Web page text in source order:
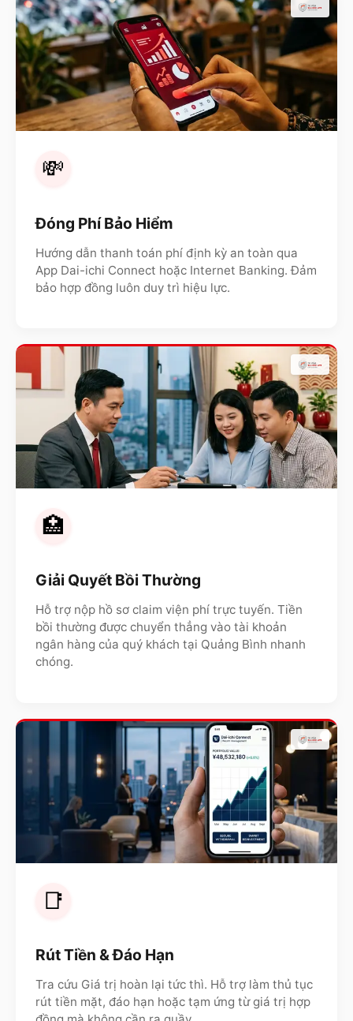
💸
Đóng Phí Bảo Hiểm
Hướng dẫn thanh toán phí định kỳ an toàn qua
App Dai-ichi Connect hoặc Internet Banking. Đảm
bảo hợp đồng luôn duy trì hiệu lực.
🏥
Giải Quyết Bồi Thường
Hỗ trợ nộp hồ sơ claim viện phí trực tuyến. Tiền
bồi thường được chuyển thẳng vào tài khoản
ngân hàng của quý khách tại Quảng Bình nhanh
chóng.
📑
Rút Tiền & Đáo Hạn
Tra cứu Giá trị hoàn lại tức thì. Hỗ trợ làm thủ tục
rút tiền mặt, đáo hạn hoặc tạm ứng từ giá trị hợp